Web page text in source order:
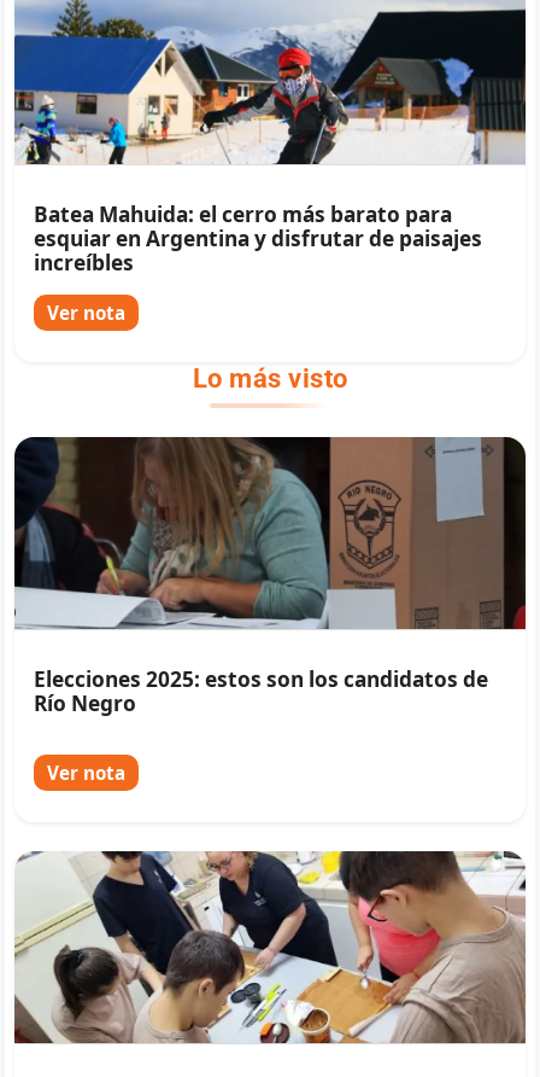
Batea Mahuida: el cerro más barato para
esquiar en Argentina y disfrutar de paisajes
increíbles
Ver nota
Lo más visto
Elecciones 2025: estos son los candidatos de
Río Negro
Ver nota